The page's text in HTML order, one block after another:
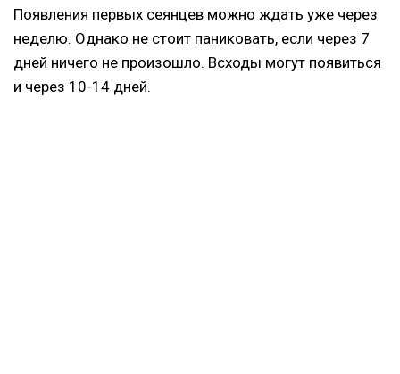
Появления первых сеянцев можно ждать уже через
неделю. Однако не стоит паниковать, если через 7
дней ничего не произошло. Всходы могут появиться
и через 10-14 дней.